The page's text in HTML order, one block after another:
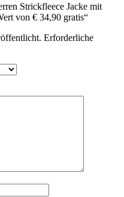
Strickfleece Jacke mit
von € 34,90 gratis“
Erforderliche